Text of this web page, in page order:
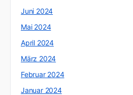
Juni 2024
Mai 2024
April 2024
März 2024
Februar 2024
Januar 2024